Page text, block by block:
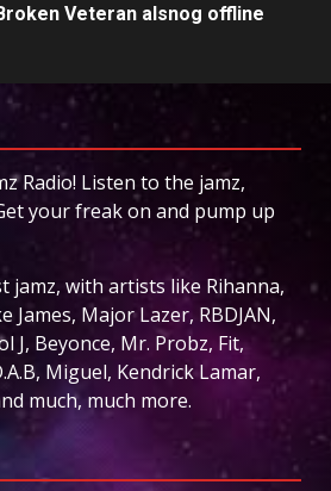
Veteran alsnog offline
Radio! Listen to the jamz,
your freak on and pump up
jamz, with artists like Rihanna,
James, Major Lazer, RBDJAN,
J, Beyonce, Mr. Probz, Fit,
Miguel, Kendrick Lamar,
much, much more.